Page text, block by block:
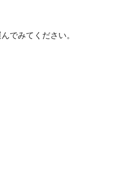
でみてください。